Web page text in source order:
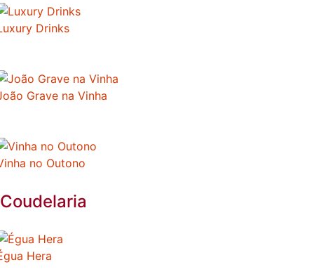
Drinks
Grave na Vinha
no Outono
Coudelaria
Hera